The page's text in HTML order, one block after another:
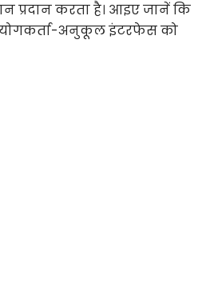
करता है। आइए जानें कि
अनुकूल इंटरफेस को